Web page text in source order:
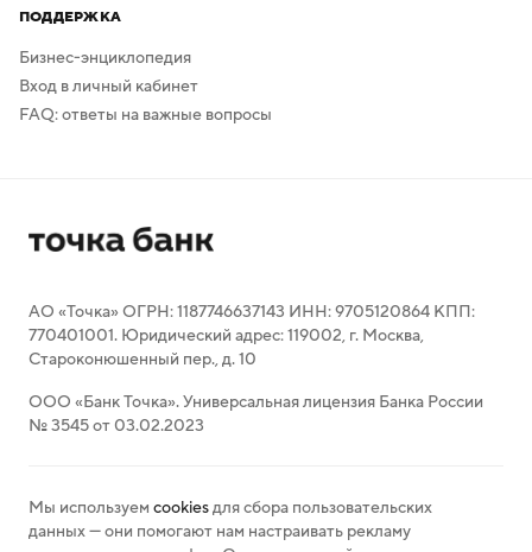
ПОДДЕРЖКА
Бизнес-энциклопедия
Вход в личный кабинет
FAQ: ответы на важные вопросы
АО «Точка» ОГРН: 1187746637143 ИНН: 9705120864 КПП:
770401001. Юридический адрес: 119002, г. Москва,
Староконюшенный пер., д. 10
ООО «Банк Точка». Универсальная лицензия Банка России
№ 3545 от 03.02.2023
Мы используем cookiesдля сбора пользовательских
данных — они помогают нам настраивать рекламу